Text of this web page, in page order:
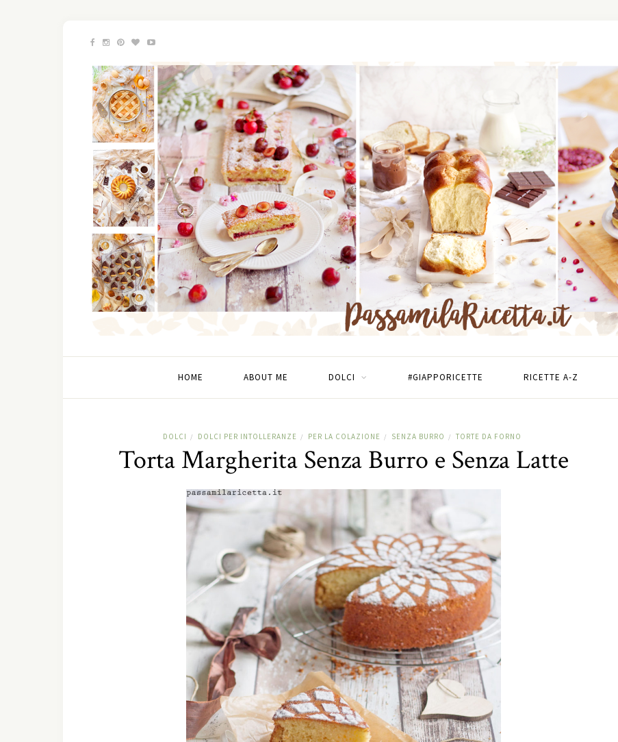
HOME ABOUT ME DOLCI #GIAPPORICETTE RICETTE A-Z
DOLCI / DOLCI PER INTOLLERANZE / PER LA COLAZIONE / SENZA BURRO / TORTE DA FORNO
Torta Margherita Senza Burro e Senza Latte